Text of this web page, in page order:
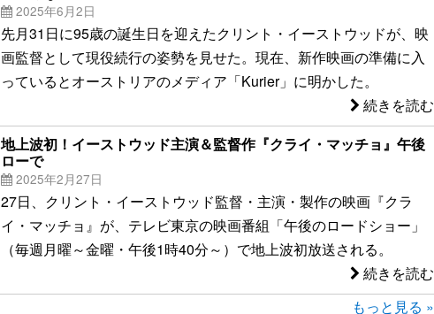
2025年6月2日
先月31日に95歳の誕生日を迎えたクリント・イーストウッドが、映
画監督として現役続行の姿勢を見せた。現在、新作映画の準備に入
っているとオーストリアのメディア「Kurier」に明かした。
続きを読む
地上波初！イーストウッド主演＆監督作『クライ・マッチョ』午後
ローで
2025年2月27日
27日、クリント・イーストウッド監督・主演・製作の映画『クラ
イ・マッチョ』が、テレビ東京の映画番組「午後のロードショー」
（毎週月曜～金曜・午後1時40分～）で地上波初放送される。
続きを読む
もっと見る »